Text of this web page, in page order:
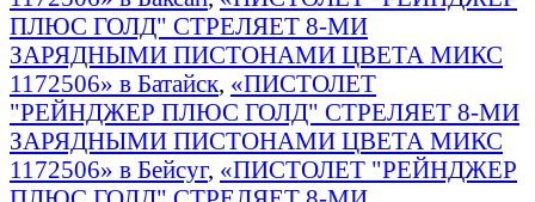
ПЛЮС ГОЛД" СТРЕЛЯЕТ 8-МИ
ЗАРЯДНЫМИ ПИСТОНАМИ ЦВЕТА МИКС
1172506» в Батайск, «ПИСТОЛЕТ
"РЕЙНДЖЕР ПЛЮС ГОЛД" СТРЕЛЯЕТ 8-МИ
ЗАРЯДНЫМИ ПИСТОНАМИ ЦВЕТА МИКС
1172506» в Бейсуг, «ПИСТОЛЕТ "РЕЙНДЖЕР